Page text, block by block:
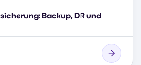
Backup, DR und